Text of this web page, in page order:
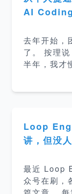
跑这些命令
码，不够。
搞着搞着我
知识库到底
是什么 很
AI
去年开始，
了。 按理
半年，我才
一套方法。
大家的产出
同人让 AI
里截图一发
一个新人进
Loop
讲，但没
最近 Loop
众号在刷，